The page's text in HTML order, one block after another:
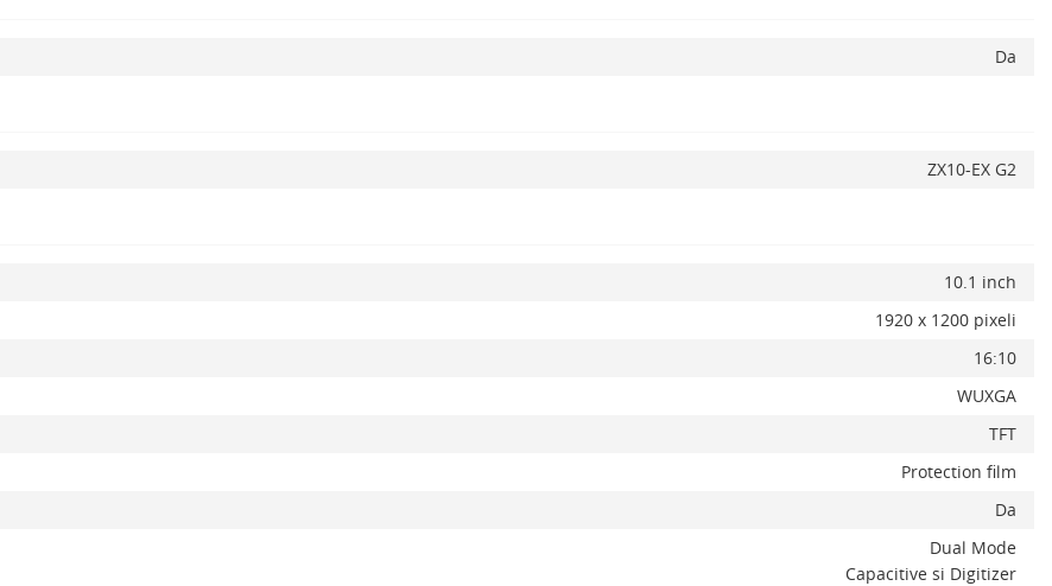
Da
ZX10-EX G2
10.1 inch
1920 x 1200 pixeli
16:10
WUXGA
TFT
Protection film
Da
Dual Mode
Capacitive si Digitizer